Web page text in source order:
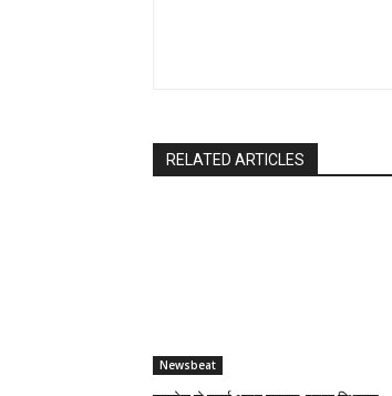
RELATED ARTICLES
Newsbeat